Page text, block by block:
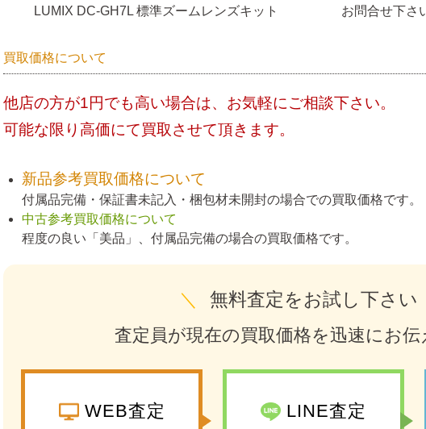
LUMIX DC-GH7L 標準ズームレンズキット お問合せ下さ
買取価格について
他店の方が1円でも高い場合は、お気軽にご相談下さい。
可能な限り高価にて買取させて頂きます。
新品参考買取価格について
付属品完備・保証書未記入・梱包材未開封の場合での買取価格です。
中古参考買取価格について
程度の良い「美品」、付属品完備の場合の買取価格です。
＼ 無料査定をお試し下さい
査定員が現在の買取価格を迅速にお伝
WEB査定 LINE査定